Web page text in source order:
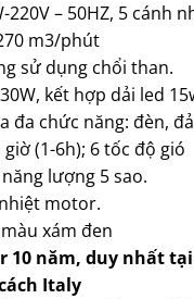
220V – 50HZ, 5 cánh
m3/phút
sử dụng chổi than.
kết hợp dải led
đa chức năng: đèn,
(1-6h); 6 tốc độ gió
lượng 5 sao.
motor.
xám đen
10 năm, duy nhất
Italy